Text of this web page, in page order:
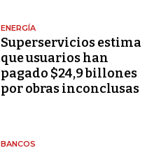
ENERGÍA
Superservicios estima
que usuarios han
pagado $24,9 billones
por obras inconclusas
BANCOS